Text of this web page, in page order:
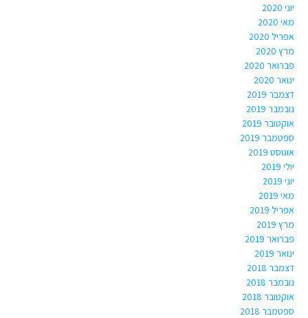
יוני 2020
מאי 2020
אפריל 2020
מרץ 2020
פברואר 2020
ינואר 2020
דצמבר 2019
נובמבר 2019
אוקטובר 2019
ספטמבר 2019
אוגוסט 2019
יולי 2019
יוני 2019
מאי 2019
אפריל 2019
מרץ 2019
פברואר 2019
ינואר 2019
דצמבר 2018
נובמבר 2018
אוקטובר 2018
ספטמבר 2018